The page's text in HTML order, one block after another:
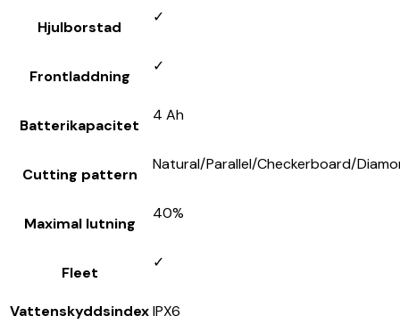
Hjulborstad
✓
Frontladdning
✓
Batterikapacitet
4 Ah
Cutting pattern
Natural/Parallel/Checkerboard/
Maximal lutning
40%
Fleet
✓
VattenskyddsindexIPX6